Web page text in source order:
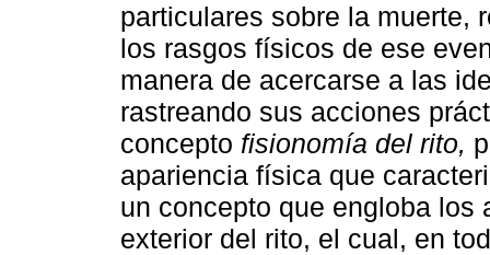
particulares sobre la muerte,
los rasgos físicos de ese
manera de acercarse a las
rastreando sus acciones
concepto fisionomía del rito,
apariencia física que
un concepto que engloba los
exterior del rito, el cual, en